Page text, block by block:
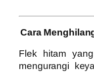
Cara
Flek hitam
mengurangi